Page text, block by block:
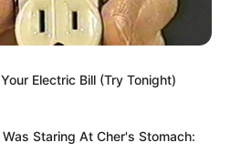
Electric Bill (Try Tonight)
Staring At Cher's Stomach: